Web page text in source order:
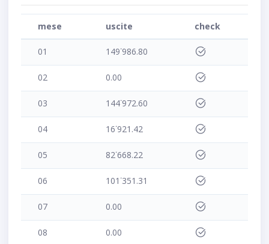
mese uscite check
01 149˙986.80
02 0.00
03 144˙972.60
04 16˙921.42
05 82˙668.22
06 101˙351.31
07 0.00
08 0.00